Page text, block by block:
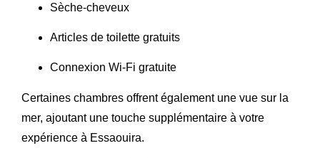
Sèche-cheveux
Articles de toilette gratuits
Connexion Wi-Fi gratuite
Certaines chambres offrent également une vue sur la
mer, ajoutant une touche supplémentaire à votre
expérience à Essaouira.